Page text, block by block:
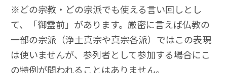
※どの宗教・どの宗派でも使える言い回しとし
て、「御霊前」があります。厳密に言えば仏教の
一部の宗派（浄土真宗や真宗各派）ではこの表現
は使いませんが、参列者として参加する場合にこ
の特例が問われることはありません。